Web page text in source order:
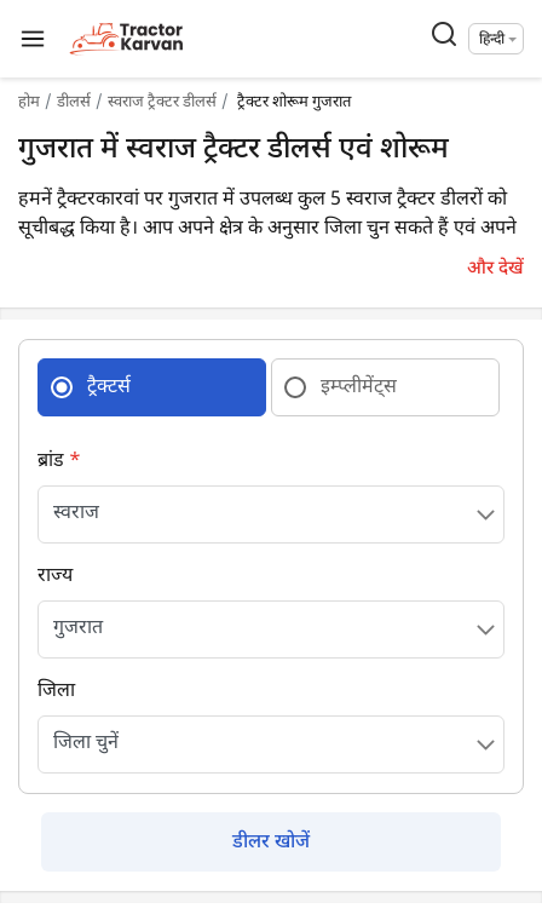
हिन्दी
होम डीलर्स स्वराज ट्रैक्टर डीलर्स ट्रैक्टर शोरूम गुजरात
गुजरात में स्वराज ट्रैक्टर डीलर्स एवं शोरूम
हमनें ट्रैक्टरकारवां पर गुजरात में उपलब्ध कुल 5 स्वराज ट्रैक्टर डीलरों को
सूचीबद्ध किया है। आप अपने क्षेत्र के अनुसार जिला चुन सकते हैं एवं अपने
और देखें
ट्रैक्टर्स इम्प्लीमेंट्स
ब्रांड *
राज्य
जिला
डीलर खोजें